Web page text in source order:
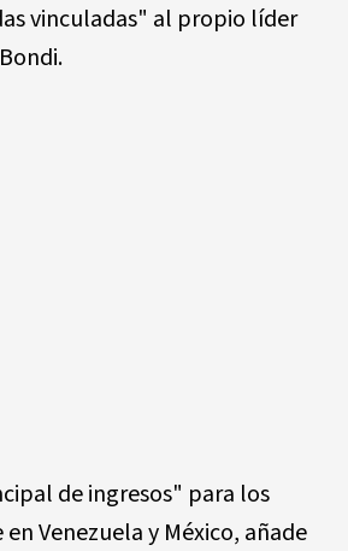
vinculadas" al propio líder
de ingresos" para los
Venezuela y México, añade